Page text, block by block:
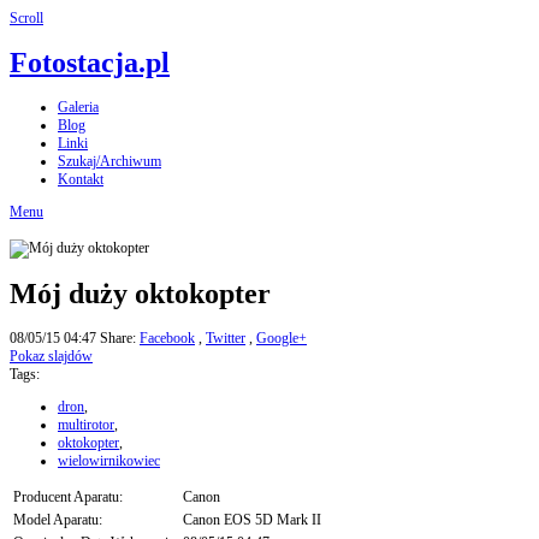
Scroll
Fotostacja.pl
Galeria
Blog
Linki
Szukaj/Archiwum
Kontakt
Menu
Mój duży oktokopter
08/05/15 04:47 Share: Facebook , Twitter , Google+
Pokaz slajdów
Tags:
dron,
multirotor,
oktokopter,
wielowirnikowiec
Producent Aparatu:
Canon
Model Aparatu:
Canon EOS 5D Mark II